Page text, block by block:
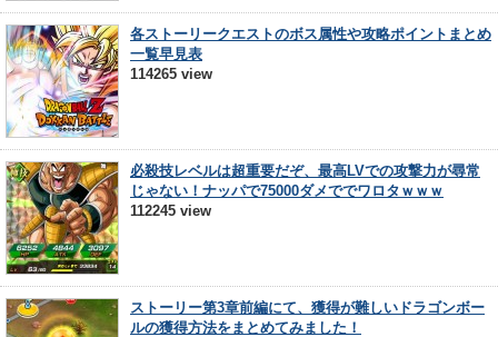
各ストーリークエストのボス属性や攻略ポイントまとめ
一覧早見表
114265 view
必殺技レベルは超重要だぞ、最高LVでの攻撃力が尋常
じゃない！ナッパで75000ダメででワロタｗｗｗ
112245 view
ストーリー第3章前編にて、獲得が難しいドラゴンボー
ルの獲得方法をまとめてみました！